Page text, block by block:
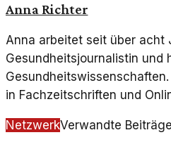
Anna Richter
Anna arbeitet seit über acht
Gesundheitsjournalistin und
in Fachzeitschriften und
NetzwerkVerwandte Beiträge